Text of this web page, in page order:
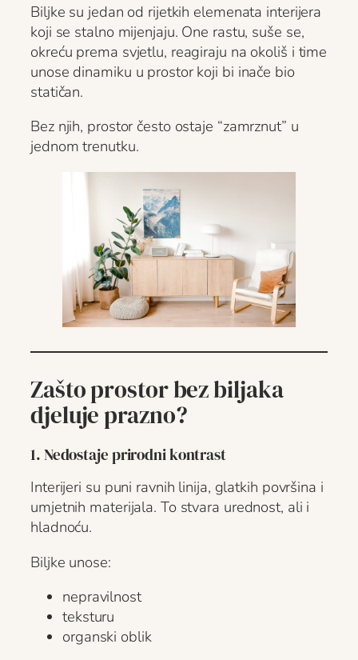
Biljke su jedan od rijetkih elemenata interijera
koji se stalno mijenjaju. One rastu, suše se,
okreću prema svjetlu, reagiraju na okoliš i time
unose dinamiku u prostor koji bi inače bio
statičan.
Bez njih, prostor često ostaje “zamrznut” u
jednom trenutku.
Zašto prostor bez biljaka
djeluje prazno?
1. Nedostaje prirodni kontrast
Interijeri su puni ravnih linija, glatkih površina i
umjetnih materijala. To stvara urednost, ali i
hladnoću.
Biljke unose:
nepravilnost
teksturu
organski oblik